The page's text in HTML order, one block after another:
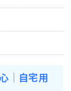
｜自宅用